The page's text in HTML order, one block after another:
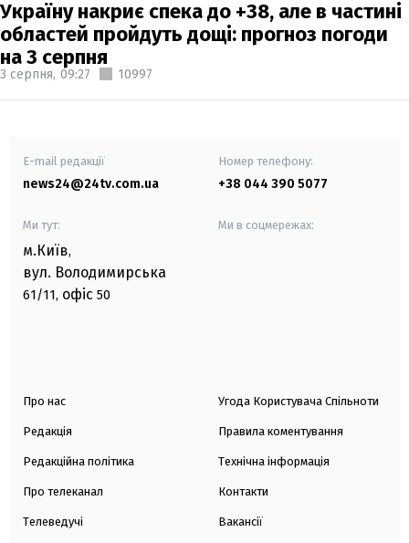
Україну накриє спека до +38, але в частині
областей пройдуть дощі: прогноз погоди
на 3 серпня
3 серпня, 09:27 10997
E-mail редакції
news24@24tv.com.ua
Номер телефону:
+38 044 390 5077
Ми тут:
м.Київ,
вул. Володимирська
61/11, офіс 50
Ми в соцмережах:
Про нас
Редакція
Редакційна політика
Про телеканал
Телеведучі
Угода Користувача Спільноти
Правила коментування
Технічна інформація
Контакти
Вакансії